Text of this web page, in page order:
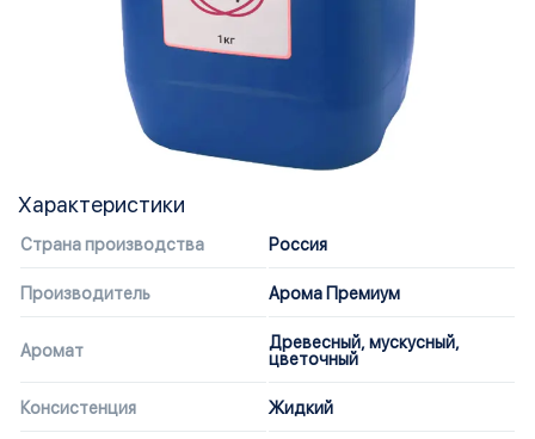
Характеристики
Страна производства Россия
Производитель Арома Премиум
Аромат
Древесный, мускусный,
цветочный
Консистенция Жидкий